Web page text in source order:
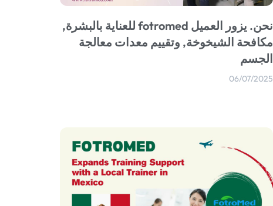
نحن. يزور العميل fotromed للعناية بالبشرة,
مكافحة الشيخوخة, وتقييم معدات معالجة
الجسم
06/07/2025